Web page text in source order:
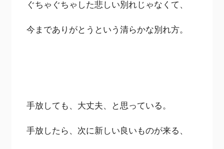
ぐちゃぐちゃした悲しい別れじゃなくて、
今までありがとうという清らかな別れ方。
手放しても、大丈夫、と思っている。
手放したら、次に新しい良いものが来る、